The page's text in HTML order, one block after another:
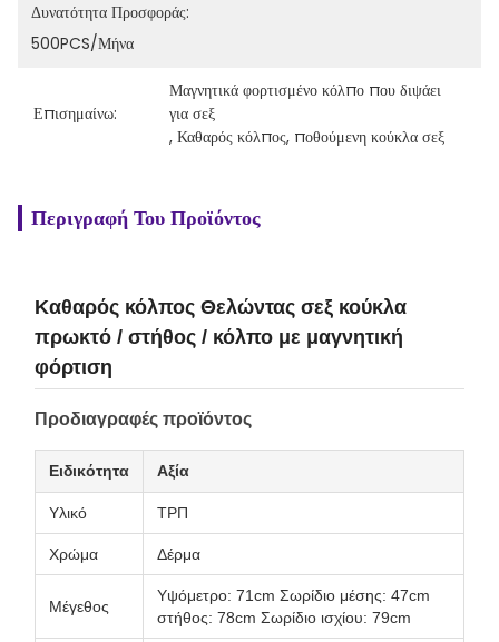
Δυνατότητα Προσφοράς:
500PCS/μήνα
Επισημαίνω:
Μαγνητικά φορτισμένο κόλπο που διψάει
για σεξ
, Καθαρός κόλπος, ποθούμενη κούκλα σεξ
Περιγραφή Του Προϊόντος
Καθαρός κόλπος Θελώντας σεξ κούκλα
πρωκτό / στήθος / κόλπο με μαγνητική
φόρτιση
Προδιαγραφές προϊόντος
Ειδικότητα Αξία
Υλικό ΤΡΠ
Χρώμα Δέρμα
Μέγεθος
Υψόμετρο: 71cm Σωρίδιο μέσης: 47cm
στήθος: 78cm Σωρίδιο ισχίου: 79cm